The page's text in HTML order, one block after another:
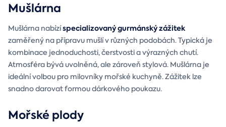
Mušlárna
Mušlárna nabízíspecializovaný gurmánský zážitek
zaměřený na přípravu mušlí v různých podobách. Typická je
kombinace jednoduchosti, čerstvosti a výrazných chutí.
Atmosféra bývá uvolněná, ale zároveň stylová. Mušlárna je
ideální volbou pro milovníky mořské kuchyně. Zážitek lze
snadno darovat formou dárkového poukazu.
Mořské plody